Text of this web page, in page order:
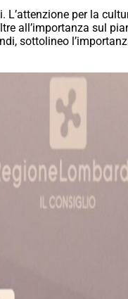
per la
all’importanza sul
sottolineo